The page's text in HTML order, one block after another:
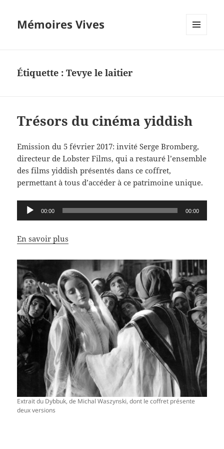
Mémoires Vives
Étiquette :Tevye le laitier
Trésors du cinéma yiddish
Emission du 5 février 2017: invité Serge Bromberg,
directeur de Lobster Films, qui a restauré l’ensemble
des films yiddish présentés dans ce coffret,
permettant à tous d’accéder à ce patrimoine unique.
Lecteur
audio
00:00 00:00
En savoir plus
Extrait du Dybbuk, de Michal Waszynski, dont le coffret présente
deux versions